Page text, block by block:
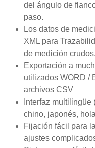
del ángulo de
paso.
Los datos de
XML para
de medición
Exportación a
utilizados WORD /
archivos CSV
Interfaz
chino, japonés,
Fijación fácil para
ajustes